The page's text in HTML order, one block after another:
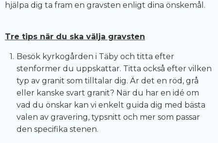
hjälpa dig ta fram en gravsten enligt dina önskemål.
Tre tips när du ska välja gravsten
Besök kyrkogården i Täby och titta efter
stenformer du uppskattar. Titta också efter vilken
typ av granit som tilltalar dig. Är det en röd, grå
eller kanske svart granit? När du har en idé om
vad du önskar kan vi enkelt guida dig med bästa
valen av gravering, typsnitt och mer som passar
den specifika stenen.